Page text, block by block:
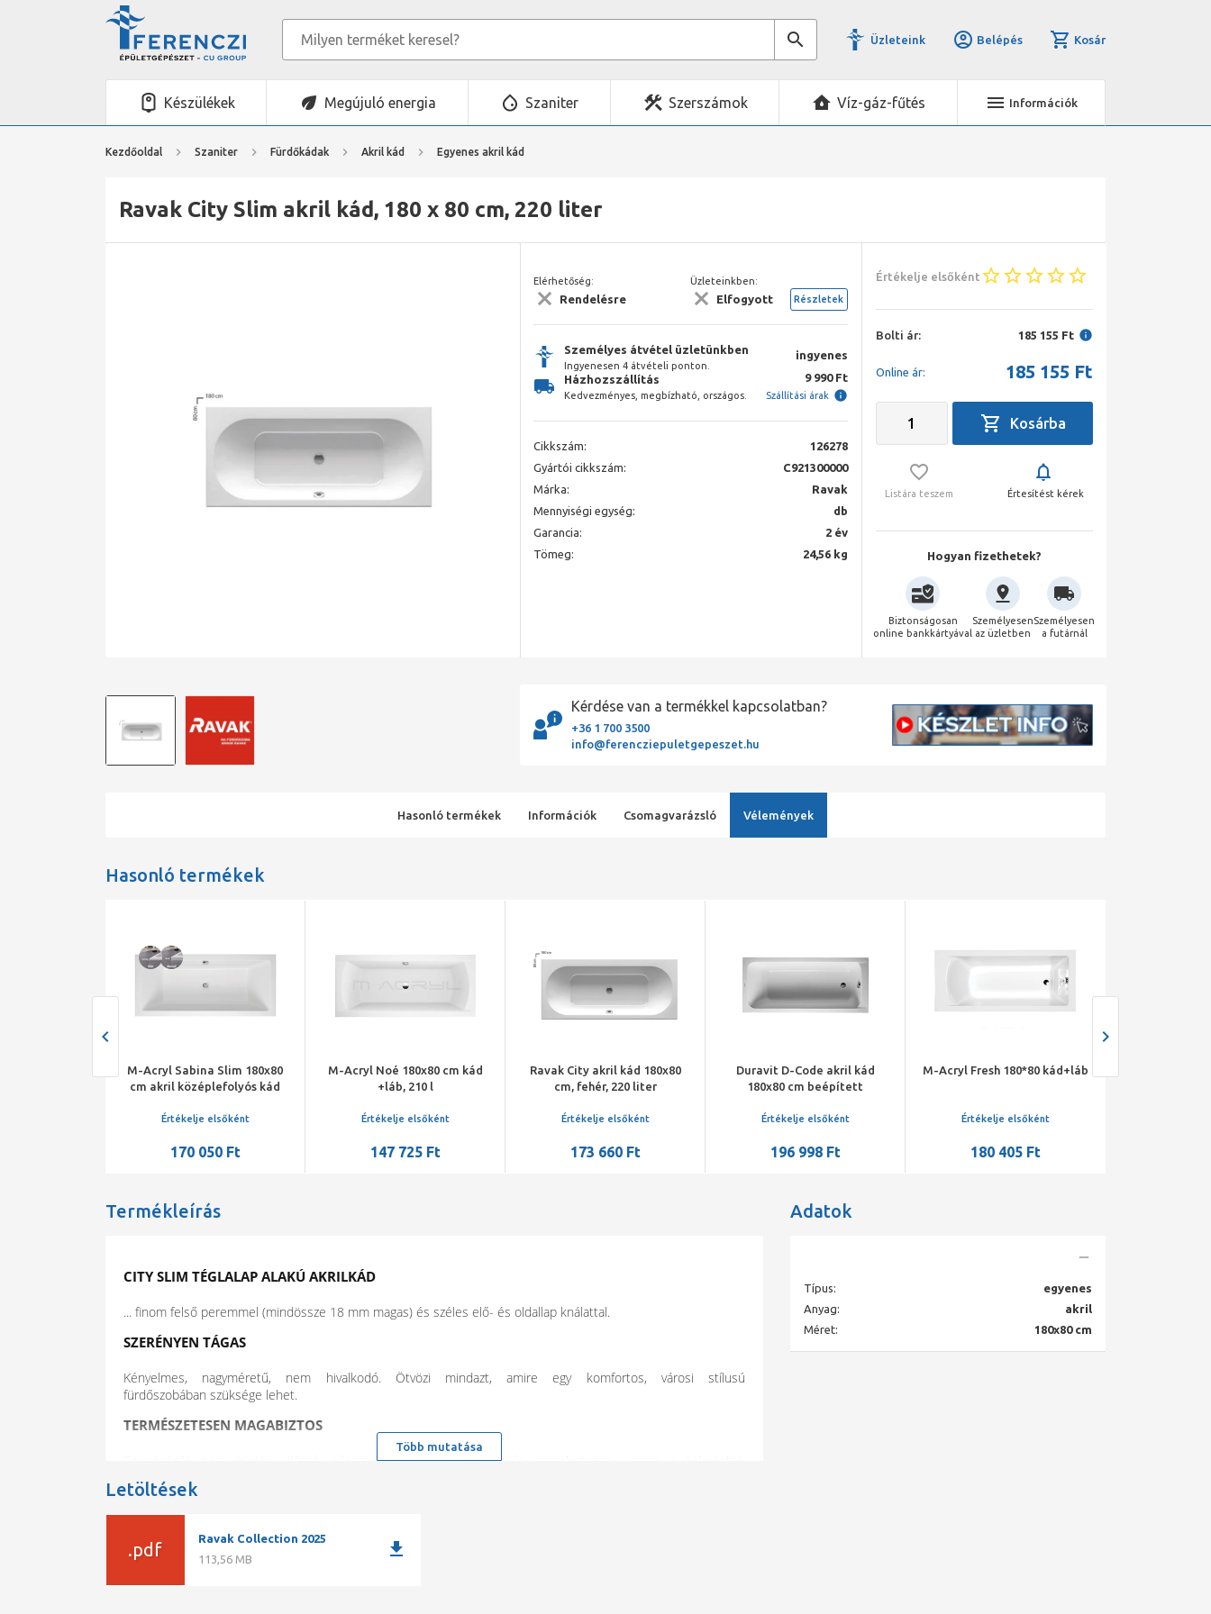
Üzleteink Belépés Kosár
Készülékek Megújuló energia Szaniter Szerszámok Víz-gáz-fűtés Információk
Kezdőoldal Szaniter Fürdőkádak Akril kád Egyenes akril kád
Ravak City Slim akril kád, 180 x 80 cm, 220 liter
Elérhetőség:
Rendelésre
Üzleteinkben:
Elfogyott Részletek
Személyes átvétel üzletünkben
Ingyenesen 4 átvételi ponton.
ingyenes
Házhozszállítás
Kedvezményes, megbízható, országos.
9 990 Ft
Szállítási árak
Cikkszám:
126278
Gyártói cikkszám:
C921300000
Márka:
Ravak
Mennyiségi egység:
db
Garancia:
2 év
Tömeg:
24,56 kg
Értékelje elsőként
Bolti ár: 185 155 Ft
Online ár: 185 155 Ft
Listára teszem Értesítést kérek
Hogyan fizethetek?
Biztonságosan
online bankkártyával
Személyesen
az üzletben
Személyesen
a futárnál
Kérdése van a termékkel kapcsolatban?
+36 1 700 3500
info@ferencziepuletgepeszet.hu
Hasonló termékek Információk Csomagvarázsló Vélemények
Hasonló termékek
M-Acryl Sabina Slim 180x80
cm akril középlefolyós kád
szettel
Értékelje elsőként
170 050 Ft
M-Acryl Noé 180x80 cm kád
+láb, 210 l
Értékelje elsőként
147 725 Ft
Ravak City akril kád 180x80
cm, fehér, 220 liter
Értékelje elsőként
173 660 Ft
Duravit D-Code akril kád
180x80 cm beépített
Értékelje elsőként
196 998 Ft
M-Acryl Fresh 180*80 kád+láb
Értékelje elsőként
180 405 Ft
Termékleírás
CITY SLIM TÉGLALAP ALAKÚ AKRILKÁD
... finom felső peremmel (mindössze 18 mm magas) és széles elő- és oldallap knálattal.
SZERÉNYEN TÁGAS
Kényelmes, nagyméretű, nem hivalkodó. Ötvözi mindazt, amire egy komfortos, városi stílusú
fürdőszobában szüksége lehet.
TERMÉSZETESEN MAGABIZTOS
Egyediségét nem kürtöli világgá, ellentétben elkerülhetetlenül és magabiztosan vonzza a tekintetet.
A mértékletességet, a természetességet és a visszafogott eleganciát soha nem lehet megunni.
Standard kivitel: vékony felső perem, 18 mm magas
Merevítés: LA - üvegszál
Több mutatása
Letöltések
.pdf
Ravak Collection 2025
113,56 MB
download
Adatok
Típus:
egyenes
Anyag:
akril
Méret:
180x80 cm